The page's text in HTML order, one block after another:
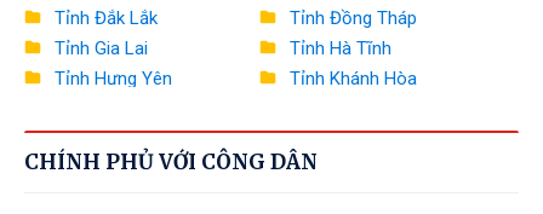
Bộ Y tế
Bộ Dân tộc và Tôn giáo
Ngân hàng Nhà nước Việt Nam
Tỉnh Đắk Lắk
Tỉnh Đồng Tháp
Tỉnh Gia Lai
Tỉnh Hà Tĩnh
Tỉnh Hưng Yên
Tỉnh Khánh Hòa
Tỉnh Lâm Đồng
Tỉnh Lạng Sơn
Tỉnh Nghệ An
Tỉnh Ninh Bình
CHÍNH PHỦ VỚI CÔNG DÂN